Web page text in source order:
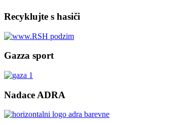
Recyklujte s hasiči
Gazza sport
Nadace ADRA